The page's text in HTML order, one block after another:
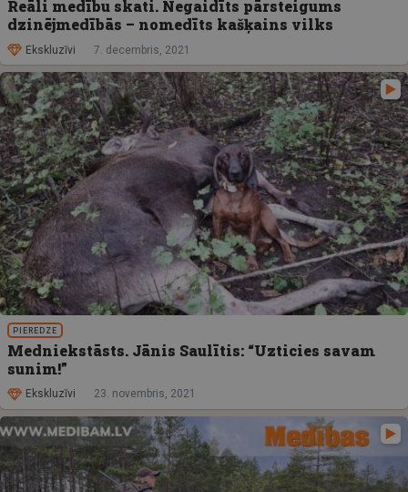
Reāli medību skati. Negaidīts pārsteigums
dzinējmedībās – nomedīts kašķains vilks
Ekskluzīvi 7. decembris, 2021
PIEREDZE
Medniekstāsts. Jānis Saulītis: “Uzticies savam
sunim!”
Ekskluzīvi 23. novembris, 2021